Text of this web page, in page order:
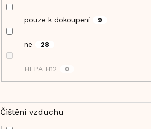
pouze k dokoupení 9
ne 28
HEPA H12 0
Čištění vzduchu